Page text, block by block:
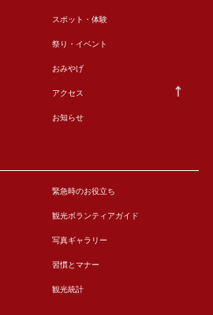
スポット・体験
祭り・イベント
おみやげ
アクセス
お知らせ
緊急時のお役立ち
観光ボランティアガイド
写真ギャラリー
習慣とマナー
観光統計